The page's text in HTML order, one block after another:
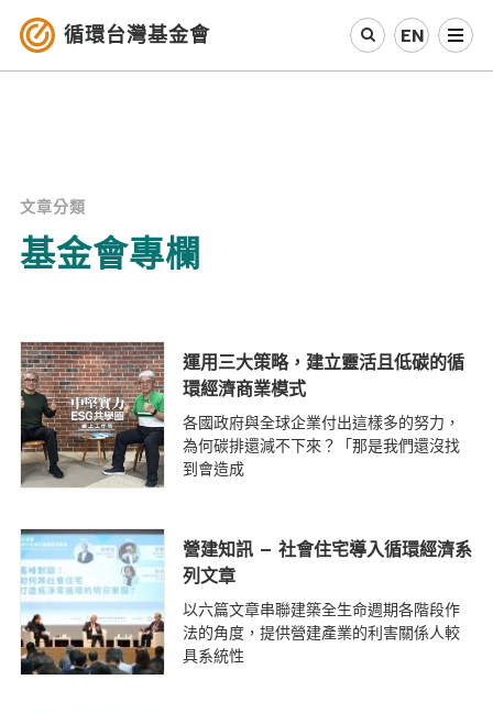
循環台灣基金會 EN
循環社會
其他資源
最新消息
關於我們
文章分類
基金會專欄
運用三大策略，建立靈活且低碳的循
環經濟商業模式
各國政府與全球企業付出這樣多的努力，
為何碳排還減不下來？「那是我們還沒找
到會造成
營建知訊 – 社會住宅導入循環經濟系
列文章
以六篇文章串聯建築全生命週期各階段作
法的角度，提供營建產業的利害關係人較
具系統性